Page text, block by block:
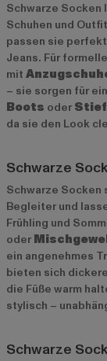
Schwarze
Schuhen und
passen sie
Jeans. Für
mit
– sie sorgen für
Boots oder
da sie den Look
Schwarze
Schwarze Socken
Begleiter und
Frühling und
oder
ein angenehmes
bieten sich
die Füße warm
stylisch –
Schwarze